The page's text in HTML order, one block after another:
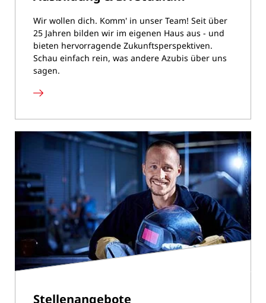
Wir wollen dich. Komm' in unser Team! Seit über
25 Jahren bilden wir im eigenen Haus aus - und
bieten hervorragende Zukunftsperspektiven.
Schau einfach rein, was andere Azubis über uns
sagen.
Ausbildung
&
­­­
BA
Studium